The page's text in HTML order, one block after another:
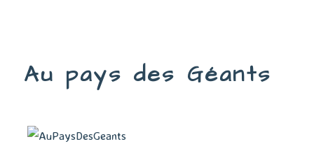
Au pays des Géants